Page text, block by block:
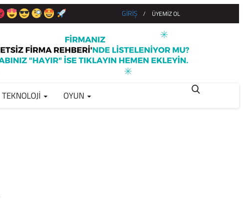
GİRİŞ / ÜYEMİZ OL
TEKNOLOJI OYUN